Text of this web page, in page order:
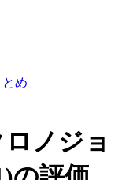
め
ロノジョ